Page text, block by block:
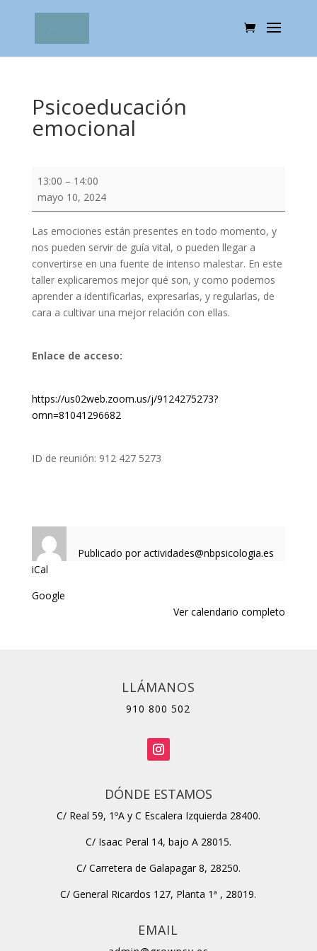
Psicoeducación
emocional
Psicoeducación
emocional
13:00 – 14:00
mayo 10, 2024
Las emociones están presentes en todo momento, y
nos pueden servir de guía vital, o pueden llegar a
convertirse en una fuente de intenso malestar. En este
taller explicaremos mejor qué son, y como podemos
aprender a identificarlas, expresarlas, y regularlas, de
cara a cultivar una mejor relación con ellas.
Enlace de acceso:
https://us02web.zoom.us/j/9124275273?
omn=81041296682
ID de reunión: 912 427 5273
Publicado por actividades@nbpsicologia.es
iCal
Google
Ver calendario completo
LLÁMANOS
910 800 502
DÓNDE ESTAMOS
C/ Real 59, 1ºA y C Escalera Izquierda 28400.
C/ Isaac Peral 14, bajo A 28015.
C/ Carretera de Galapagar 8, 28250.
C/ General Ricardos 127, Planta 1ª , 28019.
EMAIL